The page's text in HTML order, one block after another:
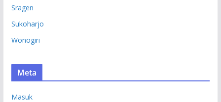
Sragen
Sukoharjo
Wonogiri
Meta
Masuk